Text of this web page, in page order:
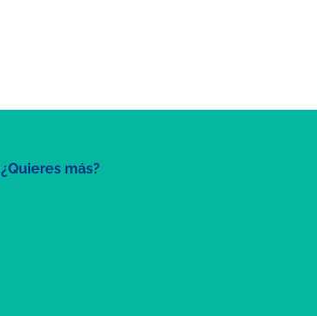
¿Quieres más?